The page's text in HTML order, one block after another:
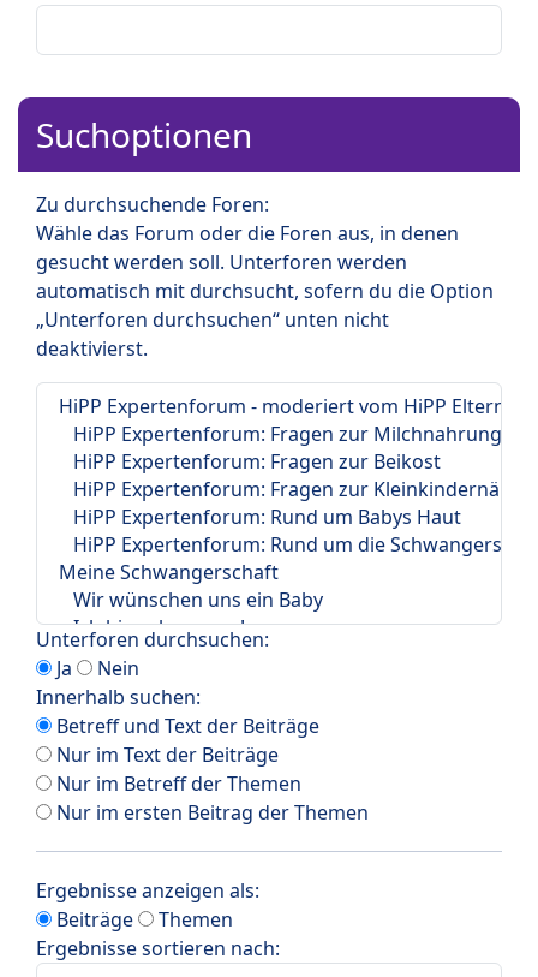
Suchoptionen
Zu durchsuchende Foren:
Wähle das Forum oder die Foren aus, in denen
gesucht werden soll. Unterforen werden
automatisch mit durchsucht, sofern du die Option
„Unterforen durchsuchen“ unten nicht
deaktivierst.
Unterforen durchsuchen:
Ja
Nein
Innerhalb suchen:
Betreff und Text der Beiträge
Nur im Text der Beiträge
Nur im Betreff der Themen
Nur im ersten Beitrag der Themen
Ergebnisse anzeigen als:
Beiträge
Themen
Ergebnisse sortieren nach: